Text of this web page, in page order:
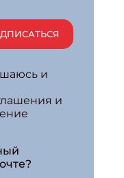
и
и